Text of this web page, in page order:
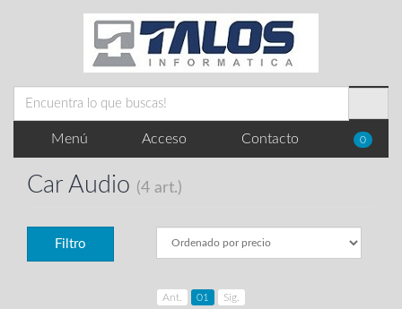
Menú Acceso Contacto 0
Car Audio (4 art.)
Filtro
Ant. 01 Sig.